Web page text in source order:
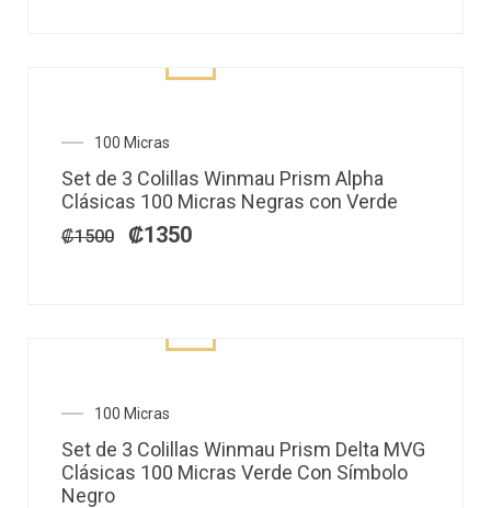
100 Micras
Set de 3 Colillas Winmau Prism Alpha
Clásicas 100 Micras Negras con Verde
₡1500
El
precio
original
era:
₡1500.
₡1350
precio
actual
es:
₡1350.
100 Micras
Set de 3 Colillas Winmau Prism Delta MVG
Clásicas 100 Micras Verde Con Símbolo
Negro
El
precio
original
era:
precio
actual
es: